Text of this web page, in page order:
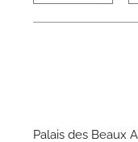
Palais des Beaux